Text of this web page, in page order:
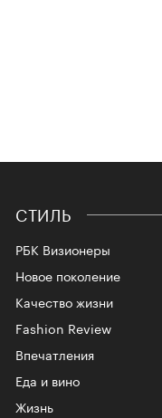
СТИЛЬ
РБК Визионеры
Новое поколение
Качество жизни
Fashion Review
Впечатления
Еда и вино
Жизнь